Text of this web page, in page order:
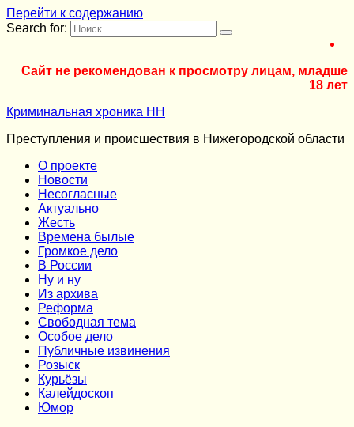
Перейти к содержанию
Search for:
Сайт не рекомендован к просмотру лицам, младше
18 лет
Криминальная хроника НН
Преступления и происшествия в Нижегородской области
О проекте
Новости
Несогласные
Актуально
Жесть
Времена былые
Громкое дело
В России
Ну и ну
Из архива
Реформа
Cвободная тема
Особое дело
Публичные извинения
Розыск
Курьёзы
Калейдоскоп
Юмор